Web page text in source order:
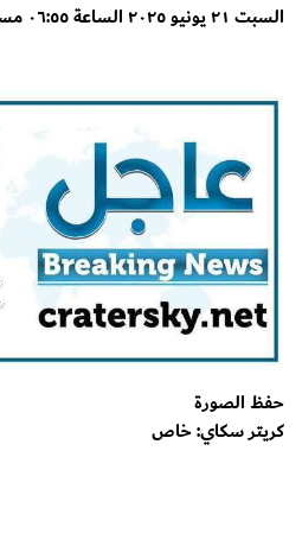
السبت ٢١ يونيو ٢٠٢٥ الساعة ٠٦:٥٥ مساءً
حفظ الصورة
كريتر سكاي: خاص